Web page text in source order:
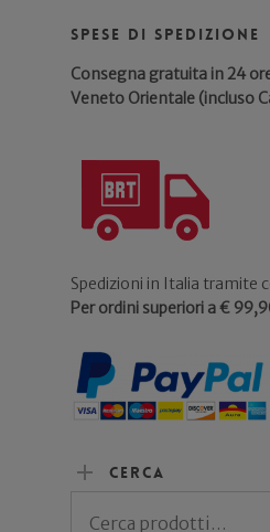
Spese di spedizione
Consegna gratuita in 24
Veneto Orientale (incluso
Spedizioni in Italia tramite
Per ordini superiori a €
Cerca